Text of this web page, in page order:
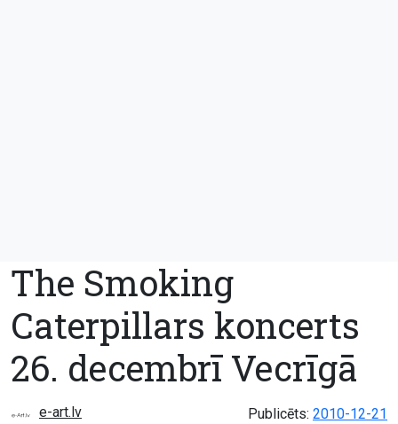
The Smoking
Caterpillars koncerts
26. decembrī Vecrīgā
e-art.lv Publicēts: 2010-12-21